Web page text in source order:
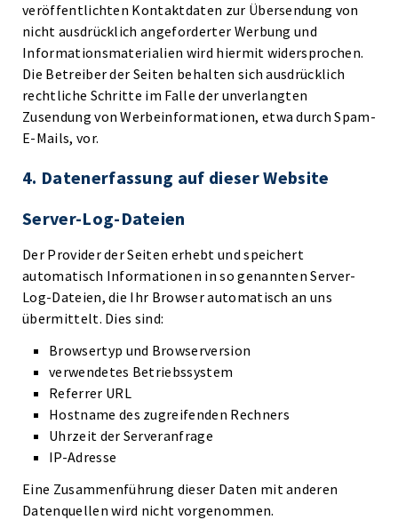
veröffentlichten Kontaktdaten zur Übersendung von
nicht ausdrücklich angeforderter Werbung und
Informationsmaterialien wird hiermit widersprochen.
Die Betreiber der Seiten behalten sich ausdrücklich
rechtliche Schritte im Falle der unverlangten
Zusendung von Werbeinformationen, etwa durch Spam-
E-Mails, vor.
4. Datenerfassung auf dieser Website
Server-Log-Dateien
Der Provider der Seiten erhebt und speichert
automatisch Informationen in so genannten Server-
Log-Dateien, die Ihr Browser automatisch an uns
übermittelt. Dies sind:
Browsertyp und Browserversion
verwendetes Betriebssystem
Referrer URL
Hostname des zugreifenden Rechners
Uhrzeit der Serveranfrage
IP-Adresse
Eine Zusammenführung dieser Daten mit anderen
Datenquellen wird nicht vorgenommen.